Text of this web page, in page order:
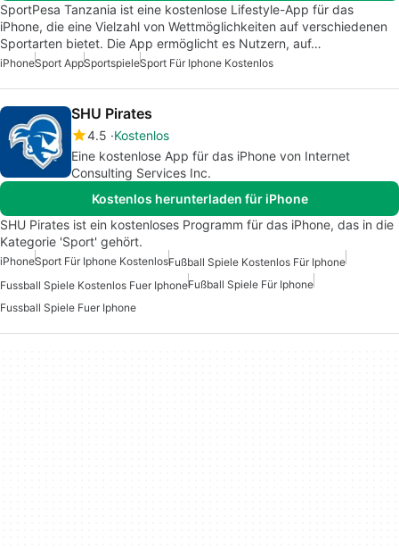
SportPesa Tanzania ist eine kostenlose Lifestyle-App für das
iPhone, die eine Vielzahl von Wettmöglichkeiten auf verschiedenen
Sportarten bietet. Die App ermöglicht es Nutzern, auf…
iPhoneSport AppSportspieleSport Für Iphone Kostenlos
SHU Pirates
4.5 Kostenlos
Eine kostenlose App für das iPhone von Internet
Consulting Services Inc.
Kostenlos herunterladen für iPhone
SHU Pirates ist ein kostenloses Programm für das iPhone, das in die
Kategorie 'Sport' gehört.
iPhoneSport Für Iphone KostenlosFußball Spiele Kostenlos Für Iphone
Fussball Spiele Kostenlos Fuer IphoneFußball Spiele Für Iphone
Fussball Spiele Fuer Iphone